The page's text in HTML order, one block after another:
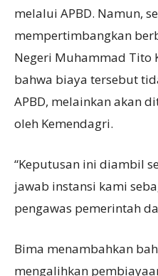
melalui APBD. Namun,
mempertimbangkan
Negeri Muhammad Tito
bahwa biaya tersebut
APBD, melainkan akan
oleh Kemendagri.
“Keputusan ini diambil
jawab instansi kami
pengawas pemerintah
Bima menambahkan
mengalihkan